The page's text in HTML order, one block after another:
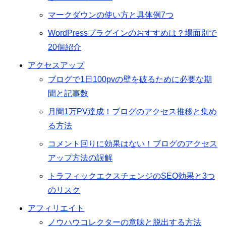
マークダウンの使い方と具体例7つ
WordPressプラグインのおすすめは？場面別で
20個紹介
アクセスアップ
ブログで1日100pvの壁を破るために必要な期
間と記事数
月間1万PV達成！ブログのアクセス推移と集め
る方法
コメント回りに効果はない！ブログのアクセス
アップ方法の誤解
トラフィックエクスチェンジのSEO効果と3つ
のリスク
アフィリエイト
ノウハウコレクターの意味と脱出する方法